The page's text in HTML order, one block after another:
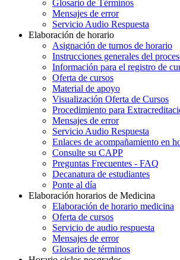
Glosario de Términos
Mensajes de error
Servicio Audio Respuesta
Elaboración de horario
Asignación de turnos de horario
Instrucciones generales del
Información para el registro de
Oferta de cursos
Material de apoyo
Visualización Oferta de Cursos
Procedimiento para
Mensajes de error
Servicio Audio Respuesta
Enlaces de acompañamiento en
Consulte su CAPP
Preguntas Frecuentes - FAQ
Decanatura de estudiantes
Ponte al día
Elaboración horarios de Medicina
Elaboración de horario medicina
Oferta de cursos
Servicio de audio respuesta
Mensajes de error
Glosario de términos